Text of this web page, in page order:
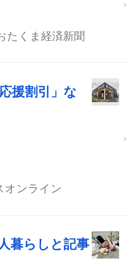
たくま経済新聞
援割引」な
オンライン
暮らしと記事